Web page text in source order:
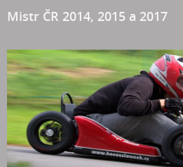
Mistr ČR 2014, 2015 a 2017